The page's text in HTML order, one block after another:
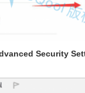
Security